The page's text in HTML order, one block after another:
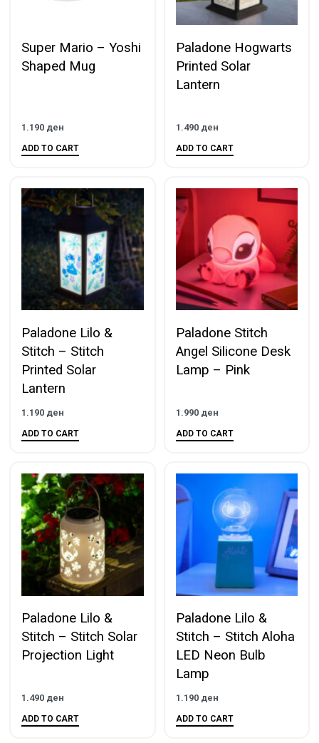
Super Mario – Yoshi
Shaped Mug
1.190 ден
ADD TO CART
Paladone Hogwarts
Printed Solar
Lantern
1.490 ден
ADD TO CART
Paladone Lilo &
Stitch – Stitch
Printed Solar
Lantern
1.190 ден
ADD TO CART
Paladone Stitch
Angel Silicone Desk
Lamp – Pink
1.990 ден
ADD TO CART
Paladone Lilo &
Stitch – Stitch Solar
Projection Light
1.490 ден
ADD TO CART
Paladone Lilo &
Stitch – Stitch Aloha
LED Neon Bulb
Lamp
1.190 ден
ADD TO CART